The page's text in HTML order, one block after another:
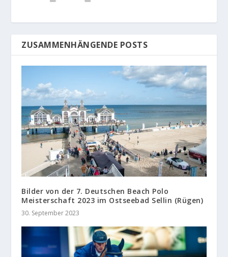
ZUSAMMENHÄNGENDE POSTS
Bilder von der 7. Deutschen Beach Polo
Meisterschaft 2023 im Ostseebad Sellin (Rügen)
30. September 2023